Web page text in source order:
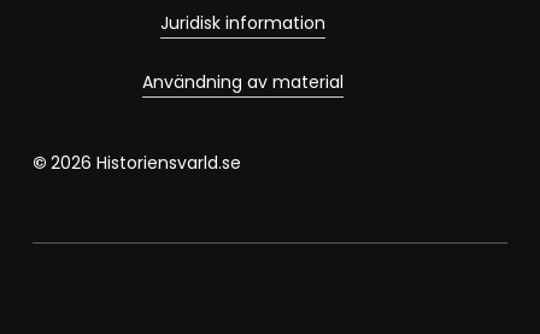
Juridisk information
Användning av material
© 2026 Historiensvarld.se